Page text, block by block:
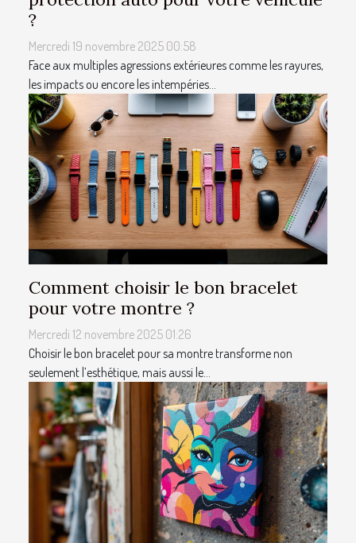
?
Mercredi 19 novembre 2025 00:58
Face aux multiples agressions extérieures comme les rayures,
les impacts ou encore les intempéries...
Comment choisir le bon bracelet
pour votre montre ?
Mercredi 12 novembre 2025 01:26
Choisir le bon bracelet pour sa montre transforme non
seulement l’esthétique, mais aussi le...